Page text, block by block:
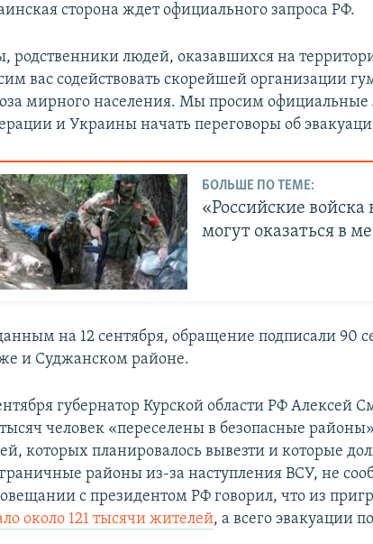
сторона ждет официального запроса РФ.
родственники людей, оказавшихся на
вас содействовать скорейшей организации
мирного населения. Мы просим официальные
и Украины начать переговоры об
БОЛЬШЕ ПО ТЕМЕ:
«Российские войска
могут оказаться в
на 12 сентября, обращение подписали 90
и Суджанском районе.
губернатор Курской области РФ Алексей
человек «переселены в безопасные
которых планировалось вывезти и которые
районы из-за наступления ВСУ, не
с президентом РФ говорил, что из
около 121 тысячи жителей, а всего эвакуации